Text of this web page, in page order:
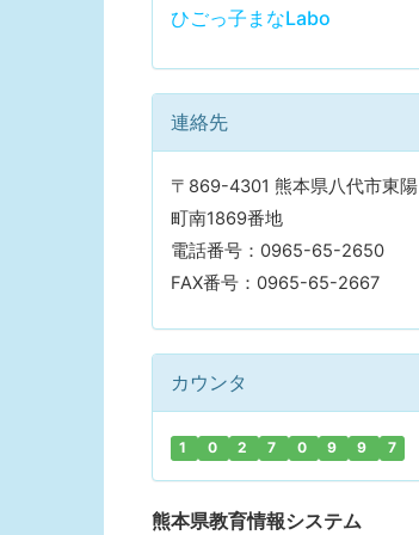
ひごっ子まなLabo
連絡先
〒869-4301 熊本県八代市東陽
町南1869番地
電話番号：0965-65-2650
FAX番号：0965-65-2667
カウンタ
1 0 2 7 0 9 9 7
熊本県教育情報システム